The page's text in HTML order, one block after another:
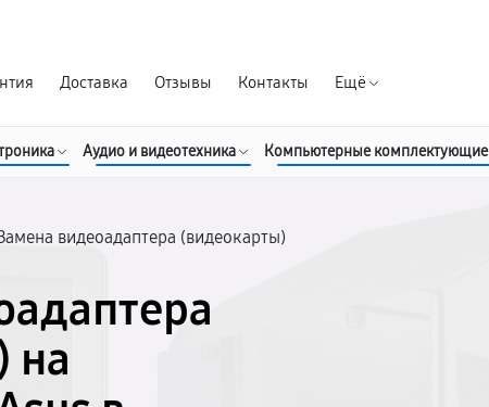
Доставка Отзывы Контакты Ещё
Аудио и видеотехника Компьютерные комплектующие
видеоадаптера (видеокарты)
на